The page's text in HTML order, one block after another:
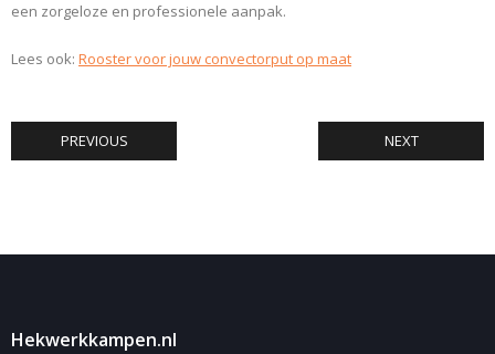
een zorgeloze en professionele aanpak.
Lees ook: Rooster voor jouw convectorput op maat
PREVIOUS NEXT
Hekwerkkampen.nl